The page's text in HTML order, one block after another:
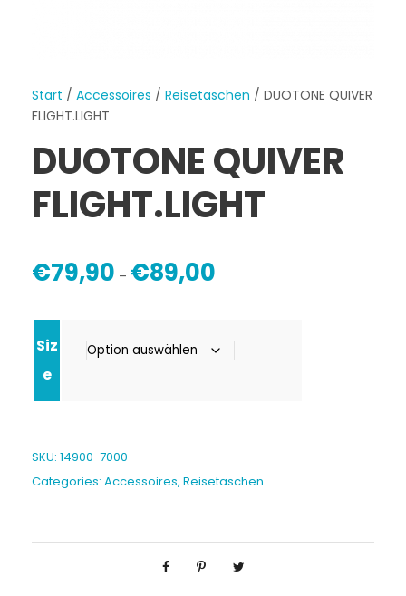
Start / Accessoires / Reisetaschen / DUOTONE QUIVER
FLIGHT.LIGHT
DUOTONE QUIVER
FLIGHT.LIGHT
€79,90 – €89,00
s
s
:
Siz
e
SKU: 14900-7000
Categories: Accessoires, Reisetaschen